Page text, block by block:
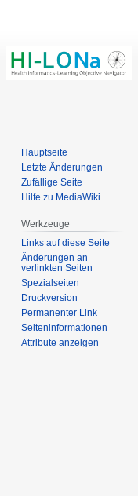
Hauptseite
Letzte Änderungen
Zufällige Seite
Hilfe zu MediaWiki
Werkzeuge
Links auf diese Seite
Änderungen an
verlinkten Seiten
Spezialseiten
Druckversion
Permanenter Link
Seiten­­informationen
Attribute anzeigen